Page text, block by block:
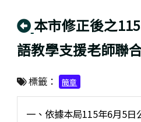
回上頁
本市修正後之
語教學支援老師聯
標籤： 簡章
一、依據本局115年6月5日